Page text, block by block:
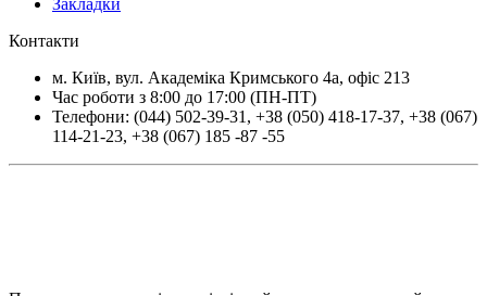
Контакти
м. Київ, вул. Академіка Кримського 4а, офіс 213
Час роботи з 8:00 до 17:00 (ПН-ПТ)
Телефони: (044) 502-39-31 , +38 (050) 418-17-37, +38 (067)
114-21-23, +38 (067) 185 -87 -55